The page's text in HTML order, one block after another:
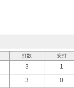
打数 安打
3
1
3
0